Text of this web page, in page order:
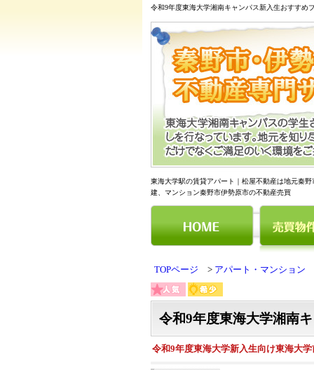
東海大学駅の賃貸アパート｜松屋不動産は地元秦
建、マンション秦野市伊勢原市の不動産売買
TOPページ アパート・マンション
令和9年度東海大学湘南
令和9年度東海大学新入生向け東海大